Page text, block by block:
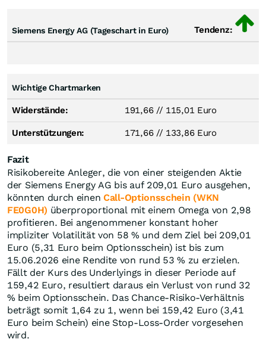
Siemens Energy AG (Tageschart in Euro) Tendenz:
Wichtige Chartmarken
Widerstände: 191,66 // 115,01 Euro
Unterstützungen: 171,66 // 133,86 Euro
Fazit
Risikobereite Anleger, die von einer steigenden Aktie
der Siemens Energy AG bis auf 209,01 Euro ausgehen,
könnten durch einen Call-Optionsschein (WKN
FE0G0H) überproportional mit einem Omega von 2,98
profitieren. Bei angenommener konstant hoher
impliziter Volatilität von 58 % und dem Ziel bei 209,01
Euro (5,31 Euro beim Optionsschein) ist bis zum
15.06.2026 eine Rendite von rund 53 % zu erzielen.
Fällt der Kurs des Underlyings in dieser Periode auf
159,42 Euro, resultiert daraus ein Verlust von rund 32
% beim Optionsschein. Das Chance-Risiko-Verhältnis
beträgt somit 1,64 zu 1, wenn bei 159,42 Euro (3,41
Euro beim Schein) eine Stop-Loss-Order vorgesehen
wird.